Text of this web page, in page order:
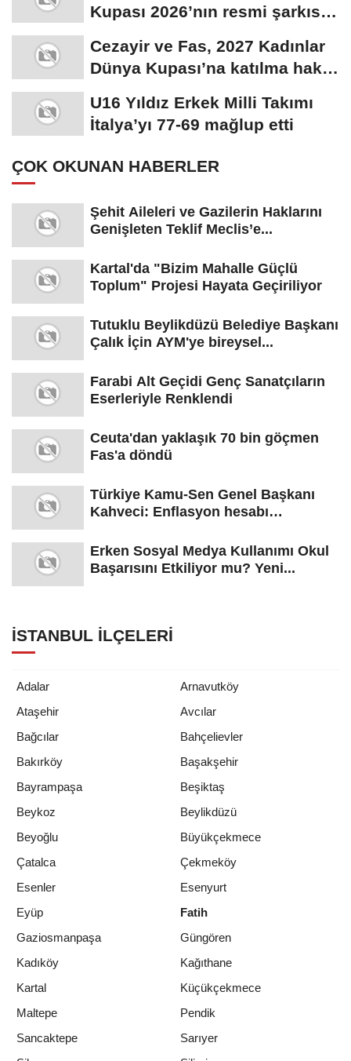
Kupası 2026’nın resmi şarkısı
Cezayir ve Fas, 2027 Kadınlar
Dünya Kupası’na katılma hakkı
U16 Yıldız Erkek Milli Takımı
İtalya’yı 77-69 mağlup etti
ÇOK OKUNAN HABERLER
Şehit Aileleri ve Gazilerin Haklarını
Genişleten Teklif Meclis’e...
Kartal'da "Bizim Mahalle Güçlü
Toplum" Projesi Hayata Geçiriliyor
Tutuklu Beylikdüzü Belediye Başkanı
Çalık İçin AYM'ye bireysel...
Farabi Alt Geçidi Genç Sanatçıların
Eserleriyle Renklendi
Ceuta'dan yaklaşık 70 bin göçmen
Fas'a döndü
Türkiye Kamu-Sen Genel Başkanı
Kahveci: Enflasyon hesabı
Erken Sosyal Medya Kullanımı Okul
Başarısını Etkiliyor mu? Yeni...
İSTANBUL İLÇELERI
Adalar
Arnavutköy
Ataşehir
Avcılar
Bağcılar
Bahçelievler
Bakırköy
Başakşehir
Bayrampaşa
Beşiktaş
Beykoz
Beylikdüzü
Beyoğlu
Büyükçekmece
Çatalca
Çekmeköy
Esenler
Esenyurt
Eyüp
Fatih
Gaziosmanpaşa
Güngören
Kadıköy
Kağıthane
Kartal
Küçükçekmece
Maltepe
Pendik
Sancaktepe
Sarıyer